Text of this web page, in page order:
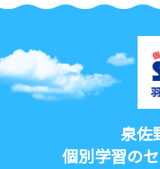
泉佐
個別学習の